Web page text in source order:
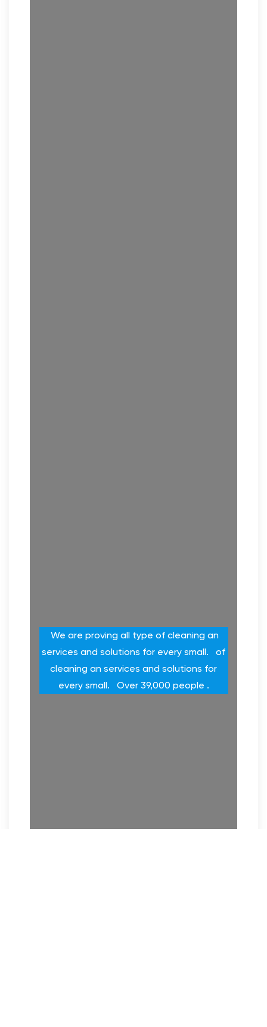
We are proving all type of cleaning an
services and solutions for every small.
of
cleaning an services and solutions for
every small.
Over 39,000 people .